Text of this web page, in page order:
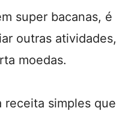
super bacanas, é
outras atividades,
moedas.
receita simples que